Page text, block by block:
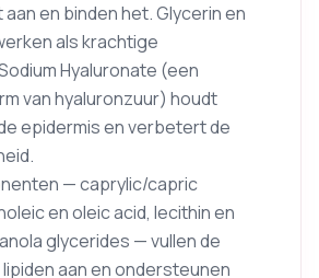
en binden het. Glycerin en
als krachtige
Hyaluronate (een
van hyaluronzuur) houdt
epidermis en verbetert de
— caprylic/capric
en oleic acid, lecithin en
glycerides — vullen de
aan en ondersteunen